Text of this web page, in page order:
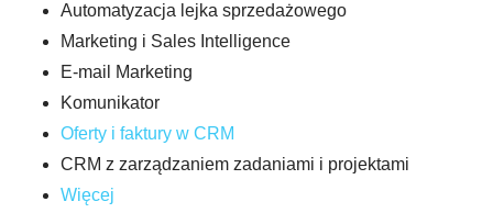
Automatyzacja lejka sprzedażowego
Marketing i Sales Intelligence
E-mail Marketing
Komunikator
Oferty i faktury w CRM
CRM z zarządzaniem zadaniami i projektami
Więcej